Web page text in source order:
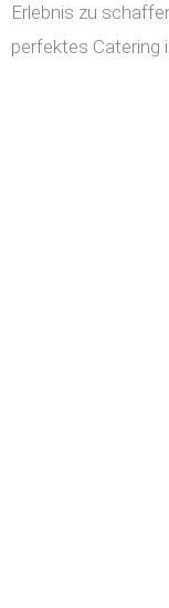
Erlebnis zu
perfektes Catering